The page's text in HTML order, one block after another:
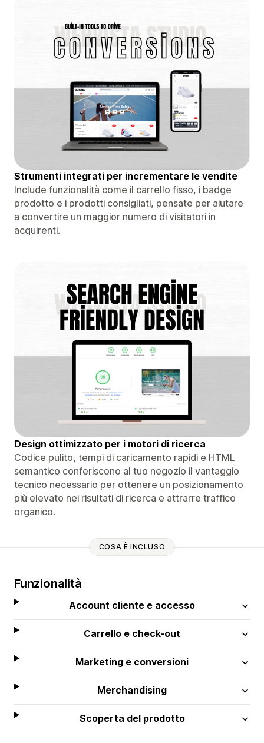
Strumenti integrati per incrementare le vendite
Include funzionalità come il carrello fisso, i badge
prodotto e i prodotti consigliati, pensate per aiutare
a convertire un maggior numero di visitatori in
acquirenti.
Design ottimizzato per i motori di ricerca
Codice pulito, tempi di caricamento rapidi e HTML
semantico conferiscono al tuo negozio il vantaggio
tecnico necessario per ottenere un posizionamento
più elevato nei risultati di ricerca e attrarre traffico
organico.
COSA È INCLUSO
Funzionalità
Account cliente e accesso
Carrello e check-out
Marketing e conversioni
Merchandising
Scoperta del prodotto